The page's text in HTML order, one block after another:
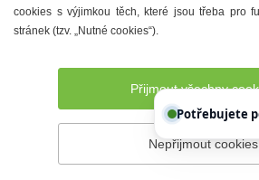
Denní meníčka
Prohlášení o přístupnosti Správce
cookies s výjimkou těch, které jsou třeba pro
stránek (tzv. „Nutné cookies“).
Přijmout všechny
Nepřijmout cookies
Potřebujete poradit?